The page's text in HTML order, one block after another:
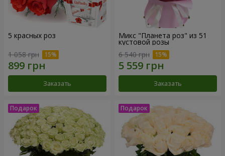
5 красных роз
1 058 грн
Заказать
Микс "Планета роз" из 51
кустовой розы
6 540 грн
Заказать